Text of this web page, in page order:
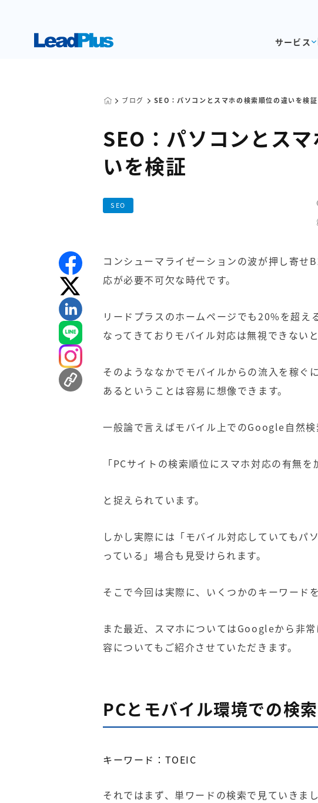
サービス
ブログ SEO：パソコンとスマホの検索順位の違いを検証
SEO：パソコンとス
いを検証
SEO
コンシューマライゼーションの波が押し寄せ
応が必要不可欠な時代です。
リードプラスのホームページでも20%を超え
なってきておりモバイル対応は無視できない
そのようななかでモバイルからの流入を稼ぐ
あるということは容易に想像できます。
一般論で言えばモバイル上でのGoogle自然検
「PCサイトの検索順位にスマホ対応の有無を
と捉えられています。
しかし実際には「モバイル対応していてもパ
っている」場合も見受けられます。
そこで今回は実際に、いくつかのキーワード
また最近、スマホについてはGoogleから非
容についてもご紹介させていただきます。
PCとモバイル環境での検
キーワード： TOEIC
それではまず、単ワードの検索で見ていきまし